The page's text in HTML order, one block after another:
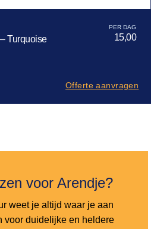
Turquoise 15,00
Offerte aanvragen
voor Arendje?
weet je altijd waar je aan
voor duidelijke en heldere